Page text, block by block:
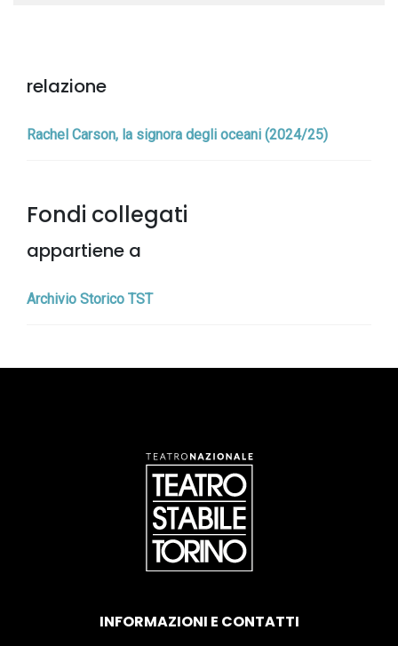
relazione
Rachel Carson, la signora degli oceani (2024/25)
Fondi collegati
appartiene a
Archivio Storico TST
INFORMAZIONI E CONTATTI